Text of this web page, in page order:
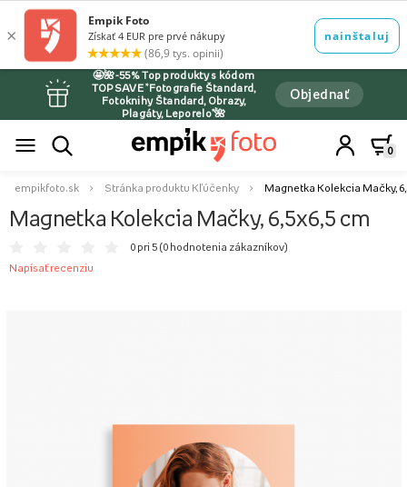
🤩🌺-55% Top produkty s kódom
TOPSAVE *Fotografie Štandard,
Fotoknihy Štandard, Obrazy,
Plagáty, Leporelo*🌺
Objednať
0
empikfoto.sk Stránka produktu Kľúčenky Magnetka Kolekcia Mačky,
Magnetka Kolekcia Mačky, 6,5x6,5 cm
0 pri 5 (0 hodnotenia zákazníkov)
Napísať recenziu